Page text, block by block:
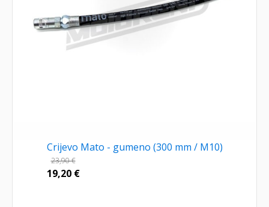
Crijevo Mato - gumeno (300 mm / M10)
23,90€
19,20 €